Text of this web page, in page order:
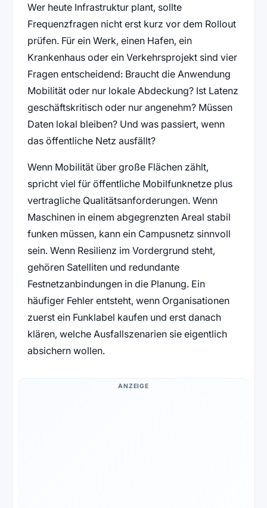
Wer heute Infrastruktur plant, sollte
Frequenzfragen nicht erst kurz vor dem Rollout
prüfen. Für ein Werk, einen Hafen, ein
Krankenhaus oder ein Verkehrsprojekt sind vier
Fragen entscheidend: Braucht die Anwendung
Mobilität oder nur lokale Abdeckung? Ist Latenz
geschäftskritisch oder nur angenehm? Müssen
Daten lokal bleiben? Und was passiert, wenn
das öffentliche Netz ausfällt?
Wenn Mobilität über große Flächen zählt,
spricht viel für öffentliche Mobilfunknetze plus
vertragliche Qualitätsanforderungen. Wenn
Maschinen in einem abgegrenzten Areal stabil
funken müssen, kann ein Campusnetz sinnvoll
sein. Wenn Resilienz im Vordergrund steht,
gehören Satelliten und redundante
Festnetzanbindungen in die Planung. Ein
häufiger Fehler entsteht, wenn Organisationen
zuerst ein Funklabel kaufen und erst danach
klären, welche Ausfallszenarien sie eigentlich
absichern wollen.
ANZEIGE